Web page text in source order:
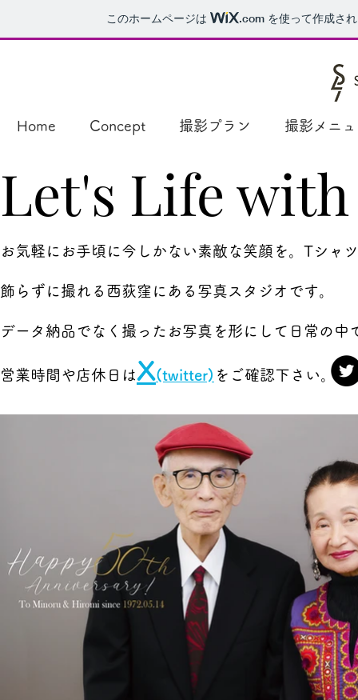
このホームページは .com を使って作成さ
Home Concept 撮影プラン 撮影メニ
Let's Life
お気軽にお手頃に今しかない素敵な笑顔を。 Tシャ
飾らずに撮れる西荻窪にある写真スタジオです。
データ納品でなく​撮ったお写真を形にして 日常の中
営業時間や店休日はX(twitter) をご確認下さい。